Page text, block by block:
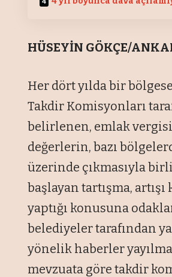
HÜSEYİN GÖKÇE/
Her dört yılda bir
Takdir Komisyonları
belirlenen, emlak
değerlerin, bazı
üzerinde çıkmasıyla
başlayan tartışma,
yaptığı konusuna
belediyeler tarafından
yönelik haberler
mevzuata göre takdir